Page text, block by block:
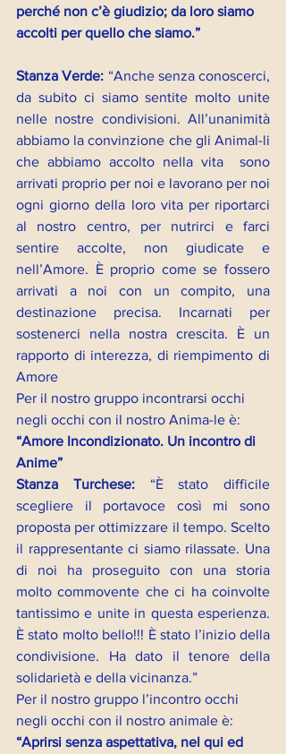
perché non c’è giudizio; da loro siamo
accolti per quello che siamo.”
Stanza Verde: “Anche senza conoscerci,
da subito ci siamo sentite molto unite
nelle nostre condivisioni. All’unanimità
abbiamo la convinzione che gli Animal-li
che abbiamo accolto nella vita  sono
arrivati proprio per noi e lavorano per noi
ogni giorno della loro vita per riportarci
al nostro centro, per nutrirci e farci
sentire accolte, non giudicate e
nell’Amore. È proprio come se fossero
arrivati a noi con un compito, una
destinazione precisa. Incarnati per
sostenerci nella nostra crescita. È un
rapporto di interezza, di riempimento di
Amore
Per il nostro gruppo incontrarsi occhi
negli occhi con il nostro Anima-le è:
“Amore Incondizionato. Un incontro di
Anime”
Stanza Turchese: “È stato difficile
scegliere il portavoce così mi sono
proposta per ottimizzare il tempo. Scelto
il rappresentante ci siamo rilassate. Una
di noi ha proseguito con una storia
molto commovente che ci ha coinvolte
tantissimo e unite in questa esperienza.
È stato molto bello!!! È stato l’inizio della
condivisione. Ha dato il tenore della
solidarietà e della vicinanza.”
Per il nostro gruppo l’incontro occhi
negli occhi con il nostro animale è:
“Aprirsi senza aspettativa, nel qui ed